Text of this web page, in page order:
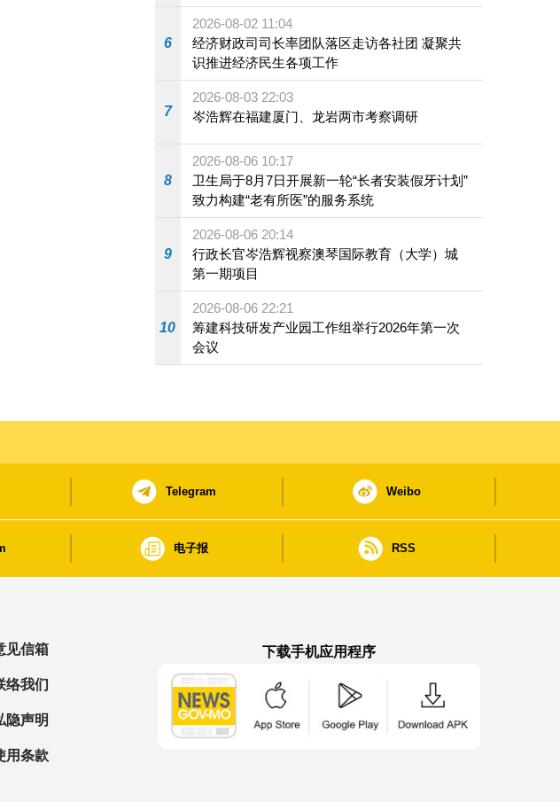
施
6
2026-08-02 11:04
经济财政司司长率团队落区走访各社团 凝聚共
识推进经济民生各项工作
7
2026-08-03 22:03
岑浩辉在福建厦门、龙岩两市考察调研
8
2026-08-06 10:17
卫生局于8月7日开展新一轮“长者安装假牙计划”
致力构建“老有所医”的服务系统
9
2026-08-06 20:14
行政长官岑浩辉视察澳琴国际教育（大学）城
第一期项目
10
2026-08-06 22:21
筹建科技研发产业园工作组举行2026年第一次
会议
Telegram Weibo
电子报 RSS
见信箱
络我们
隐声明
用条款
下载手机应用程序